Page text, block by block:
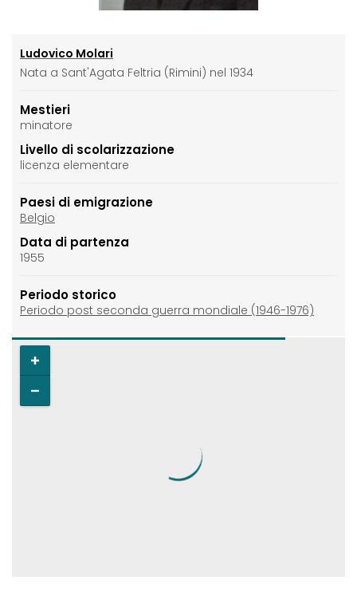
Ludovico Molari
Nata a Sant'Agata Feltria (Rimini) nel 1934
Mestieri
minatore
Livello di scolarizzazione
licenza elementare
Paesi di emigrazione
Belgio
Data di partenza
1955
Periodo storico
Periodo post seconda guerra mondiale (1946-1976)